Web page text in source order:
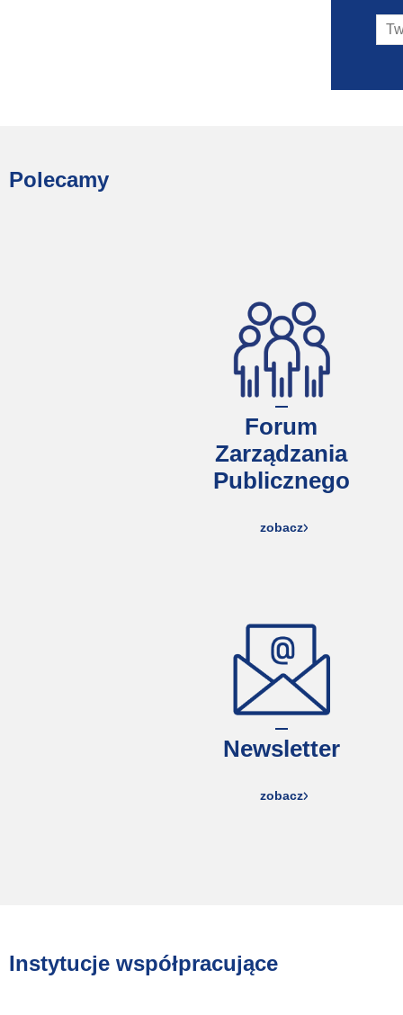
Polecamy
Forum
Zarządzania
Publicznego
zobacz
Newsletter
zobacz
Instytucje współpracujące